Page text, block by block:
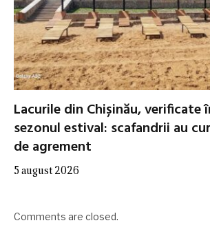
Lacurile din Chișinău, verificate
sezonul estival: scafandrii au
de agrement
5 august 2026
Comments are closed.